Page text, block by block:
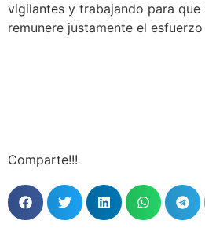
vigilantes y trabajando para que
remunere justamente el
Comparte!!!